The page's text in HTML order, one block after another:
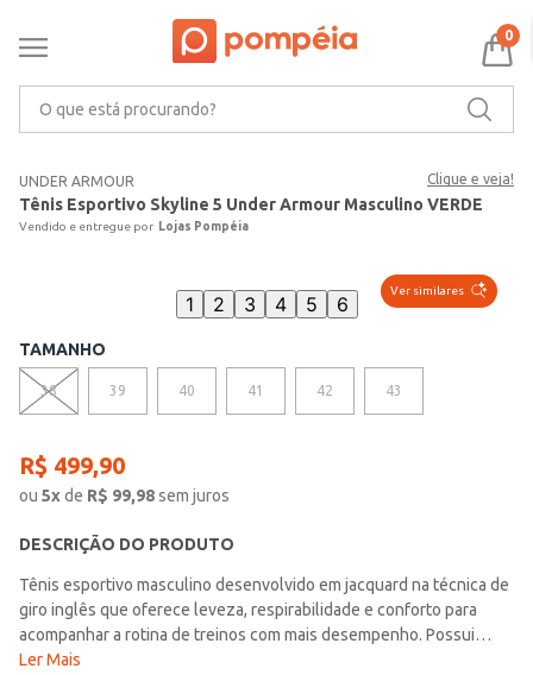
0
UNDER ARMOUR Clique e veja!
Tênis Esportivo Skyline 5 Under Armour Masculino VERDE
Lojas Pompéia
Ver similares
1 2 3 4 5 6
TAMANHO
38 39 40 41 42 43
R$ 499,90
ou 5xde R$ 99,98sem juros
DESCRIÇÃO DO PRODUTO
Tênis esportivo masculino desenvolvido em jacquard na técnica de
giro inglês que oferece leveza, respirabilidade e conforto para
acompanhar a rotina de treinos com mais desempenho. Possui
forro em tecido espumado, bico redondo, ajuste por cadarço,
Ler Mais